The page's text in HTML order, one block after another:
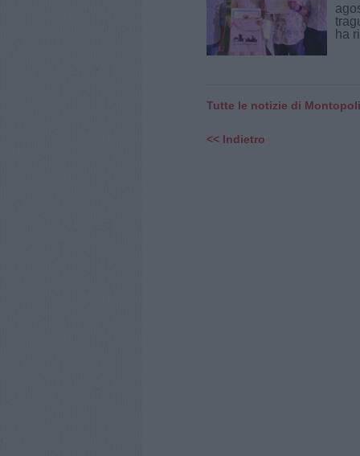
ha
Tutte le notizie di
<< Indietro